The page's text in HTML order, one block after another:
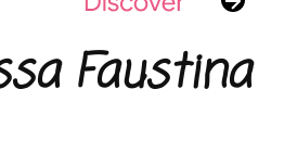
Faustina